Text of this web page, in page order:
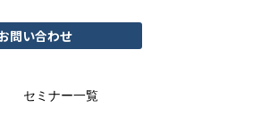
問い合わせ
セミナー一覧